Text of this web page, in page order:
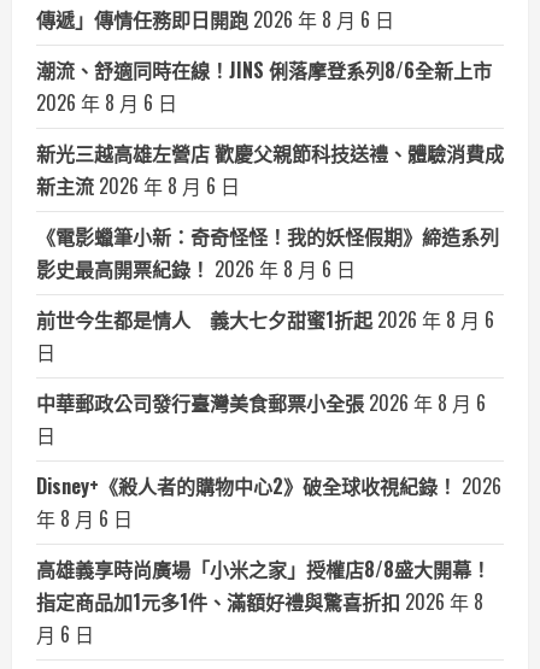
傳遞」傳情任務即日開跑 2026 年 8 月 6 日
潮流、舒適同時在線！JINS 俐落摩登系列8/6全新上市
2026 年 8 月 6 日
新光三越高雄左營店 歡慶父親節科技送禮、體驗消費成
新主流 2026 年 8 月 6 日
《電影蠟筆小新：奇奇怪怪！我的妖怪假期》締造系列
影史最高開票紀錄！ 2026 年 8 月 6 日
前世今生都是情人 義大七夕甜蜜1折起 2026 年 8 月 6
日
中華郵政公司發行臺灣美食郵票小全張 2026 年 8 月 6
日
Disney+《殺人者的購物中心2》破全球收視紀錄！ 2026
年 8 月 6 日
高雄義享時尚廣場「小米之家」授權店8/8盛大開幕！
指定商品加1元多1件、滿額好禮與驚喜折扣 2026 年 8
月 6 日